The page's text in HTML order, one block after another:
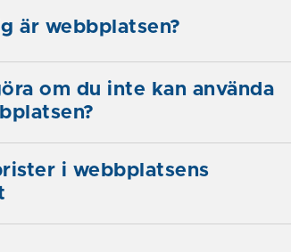
är webbplatsen?
om du inte kan använda
i webbplatsens